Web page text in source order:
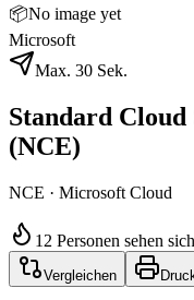
📦No image yet
Microsoft
Max. 30 Sek.
Standard Cloud
(NCE)
NCE · Microsoft Cloud
12 Personen sehen
Vergleichen